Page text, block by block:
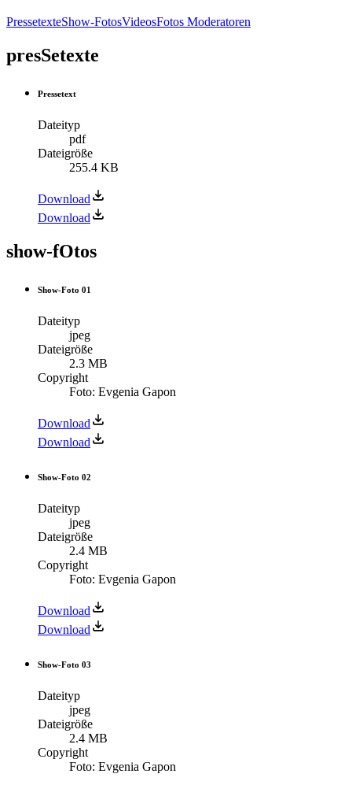
PressetexteShow-FotosVideosFotos Moderatoren
presSetexte
Pressetext
Dateityp
pdf
Dateigröße
255.4 KB
Download
Download
show-fOtos
Show-Foto 01
Dateityp
jpeg
Dateigröße
2.3 MB
Copyright
Foto: Evgenia Gapon
Download
Download
Show-Foto 02
Dateityp
jpeg
Dateigröße
2.4 MB
Copyright
Foto: Evgenia Gapon
Download
Download
Show-Foto 03
Dateityp
jpeg
Dateigröße
2.4 MB
Copyright
Foto: Evgenia Gapon